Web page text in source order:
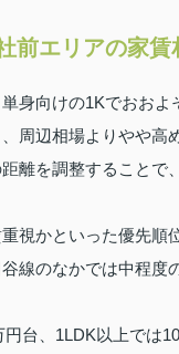
前エリアの家賃
身向けの1Kでおお
周辺相場よりやや高
離を調整することで
視かといった優先順
線のなかでは中程
台、1LDK以上では